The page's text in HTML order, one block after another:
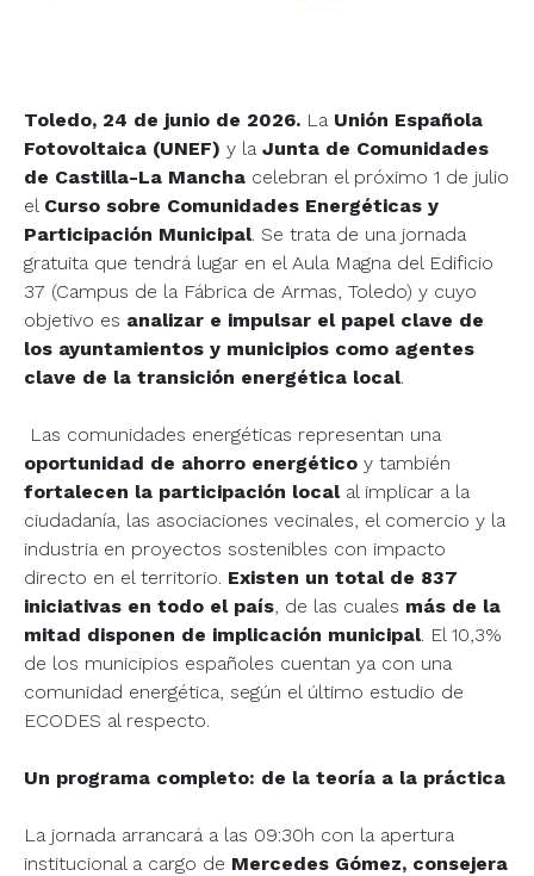
Toledo, 24 de junio de 2026. La Unión Española
Fotovoltaica (UNEF) y la Junta de Comunidades
de Castilla-La Mancha celebran el próximo 1 de julio
el Curso sobre Comunidades Energéticas y
Participación Municipal. Se trata de una jornada
gratuita que tendrá lugar en el Aula Magna del Edificio
37 (Campus de la Fábrica de Armas, Toledo) y cuyo
objetivo es analizar e impulsar el papel clave de
los ayuntamientos y municipios como agentes
clave de la transición energética local.
Las comunidades energéticas representan una
oportunidad de ahorro energético y también
fortalecen la participación local al implicar a la
ciudadanía, las asociaciones vecinales, el comercio y la
industria en proyectos sostenibles con impacto
directo en el territorio. Existen un total de 837
iniciativas en todo el país , de las cuales más de la
mitad disponen de implicación municipal. El 10,3%
de los municipios españoles cuentan ya con una
comunidad energética, según el último estudio de
ECODES al respecto.
Un programa completo: de la teoría a la práctica
La jornada arrancará a las 09:30h con la apertura
institucional a cargo de Mercedes Gómez, consejera